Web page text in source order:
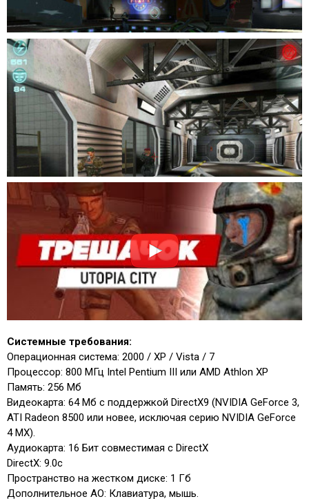
Системные требования:
Операционная система: 2000 / XP / Vista / 7
Процессор: 800 МГц Intel Pentium III или AMD Athlon XP
Память: 256 Мб
Видеокарта: 64 Мб с поддержкой DirectX9 (NVIDIA GeForce 3,
ATI Radeon 8500 или новее, исключая серию NVIDIA GeForce
4 MX).
Аудиокарта: 16 Бит совместимая с DirectX
DirectX: 9.0с
Пространство на жестком диске: 1 Гб
Дополнительное АО: Клавиатура, мышь.